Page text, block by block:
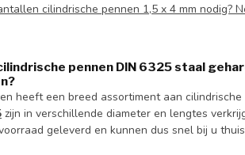
cilindrische pennen 1,5 x 4 mm nodig?
pennen DIN 6325 staal
heeft een breed assortiment aan
zijn in verschillende diameter en lengtes
geleverd en kunnen dus snel bij u thuis